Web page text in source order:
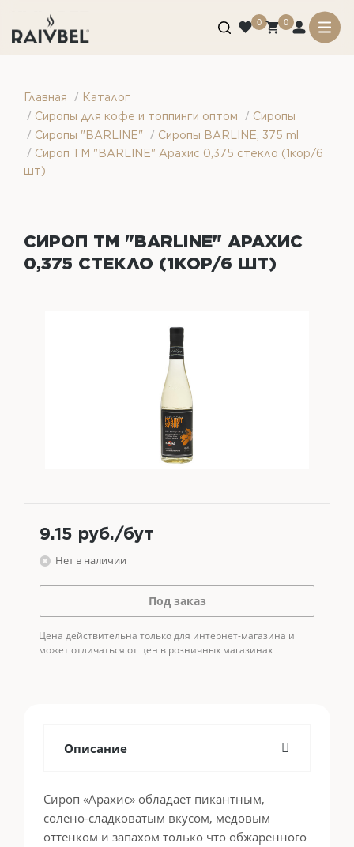
0 0
Главная / Каталог
/ Сиропы для кофе и топпинги оптом / Сиропы
/ Сиропы "BARLINE" / Сиропы BARLINE, 375 ml
/ Сироп ТМ "BARLINE" Арахис 0,375 стекло (1кор/6
шт)
СИРОП ТМ "BARLINE" АРАХИС
0,375 СТЕКЛО (1КОР/6 ШТ)
9.15 руб./бут
Нет в наличии
Под заказ
Цена действительна только для интернет-магазина и
может отличаться от цен в розничных магазинах
Описание
Сироп «Арахис» обладает пикантным,
солено-сладковатым вкусом, медовым
оттенком и запахом только что обжаренного